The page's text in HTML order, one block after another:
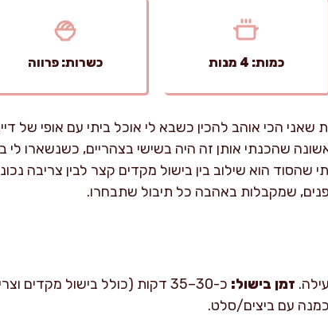
כמות: 4 מנות כשרות: פרווה
שאני הכי אוהב להכין כשבא לי אוכל ביתי עם אופי של
שהכנתי אותן זה היה בשישי בצהריים, כשנשארו לי
שהסוד הוא שילוב בין בישול מקדים קצר לבין צריבה
שמקבלות באהבה כל תיבול שתבחרו.
זמן בישול: כ-30–35 דקות (כולל בישול מקדים וצריבה).